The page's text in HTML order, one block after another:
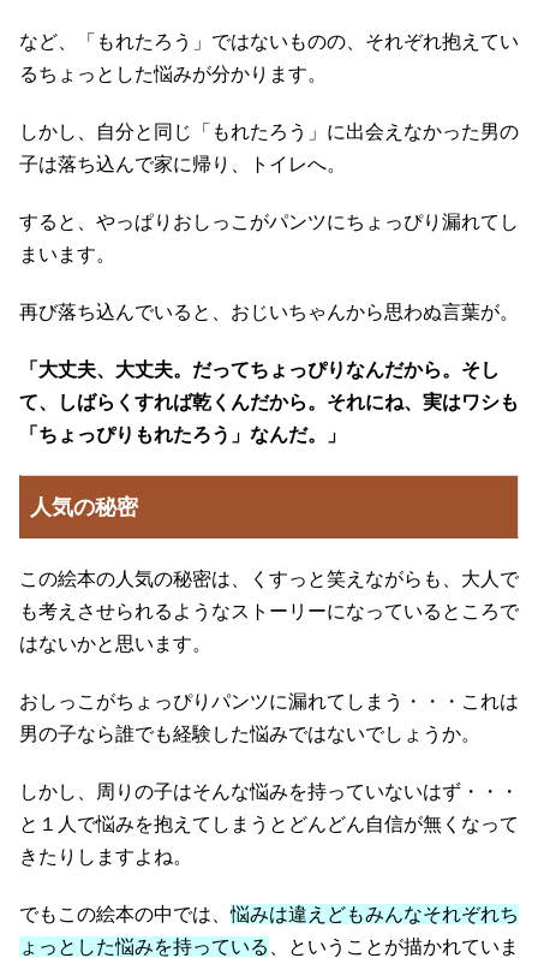
など、「もれたろう」ではないものの、それぞれ抱えてい
るちょっとした悩みが分かります。
しかし、自分と同じ「もれたろう」に出会えなかった男の
子は落ち込んで家に帰り、トイレへ。
すると、やっぱりおしっこがパンツにちょっぴり漏れてし
まいます。
再び落ち込んでいると、おじいちゃんから思わぬ言葉が。
「大丈夫、大丈夫。だってちょっぴりなんだから。そし
て、しばらくすれば乾くんだから。それにね、実はワシも
「ちょっぴりもれたろう」なんだ。」
人気の秘密
この絵本の人気の秘密は、くすっと笑えながらも、大人で
も考えさせられるようなストーリーになっているところで
はないかと思います。
おしっこがちょっぴりパンツに漏れてしまう・・・これは
男の子なら誰でも経験した悩みではないでしょうか。
しかし、周りの子はそんな悩みを持っていないはず・・・
と１人で悩みを抱えてしまうとどんどん自信が無くなって
きたりしますよね。
でもこの絵本の中では、悩みは違えどもみんなそれぞれち
ょっとした悩みを持っている
、ということが描かれていま